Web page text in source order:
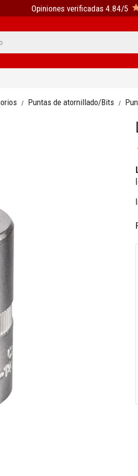
Opiniones verificadas 4.84/5
Puntas de atornillado/Bits